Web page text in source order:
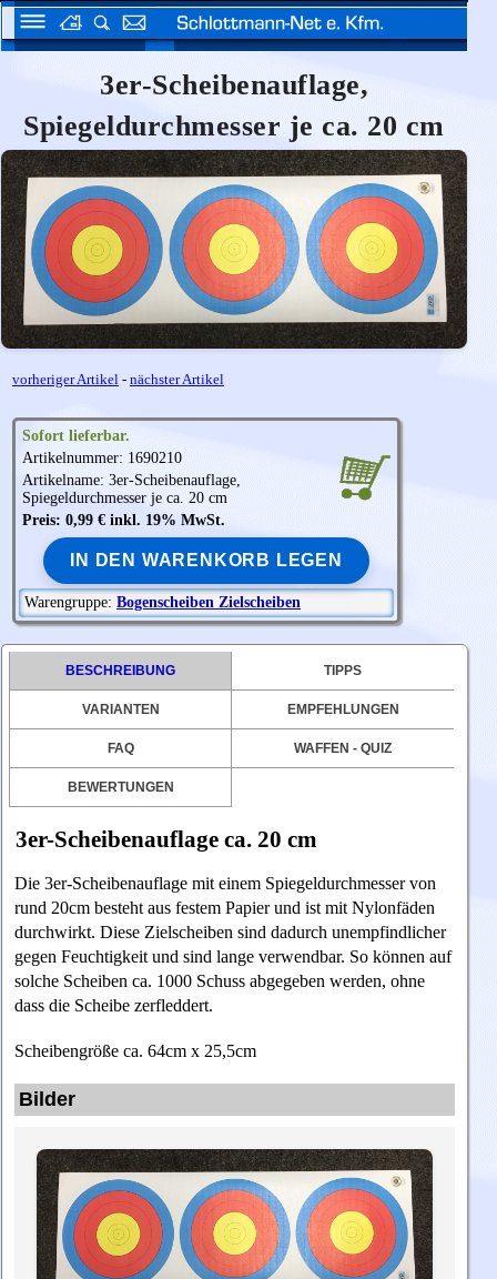
3er-Scheibenauflage,
Spiegeldurchmesser je ca. 20 cm
vorheriger Artikel - nächster Artikel
Sofort lieferbar.
Artikelnummer: 1690210
Artikelname: 3er-Scheibenauflage,
Spiegeldurchmesser je ca. 20 cm
Preis: 0,99 € inkl. 19% MwSt.
IN DEN WARENKORB LEGEN
Warengruppe: Bogenscheiben Zielscheiben
BESCHREIBUNG TIPPS
VARIANTEN EMPFEHLUNGEN
FAQ WAFFEN - QUIZ
BEWERTUNGEN
3er-Scheibenauflage ca. 20 cm
Die 3er-Scheibenauflage mit einem Spiegeldurchmesser von
rund 20cm besteht aus festem Papier und ist mit Nylonfäden
durchwirkt. Diese Zielscheiben sind dadurch unempfindlicher
gegen Feuchtigkeit und sind lange verwendbar. So können auf
solche Scheiben ca. 1000 Schuss abgegeben werden, ohne
dass die Scheibe zerfleddert.
Scheibengröße ca. 64cm x 25,5cm
Bilder